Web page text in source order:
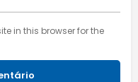
in this browser for the